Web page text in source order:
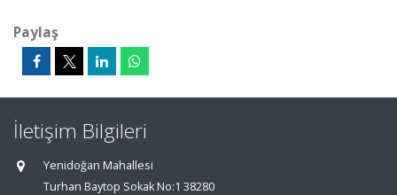
Paylaş
İletişim Bilgileri
Yenidoğan Mahallesi
Turhan Baytop Sokak No:1 38280